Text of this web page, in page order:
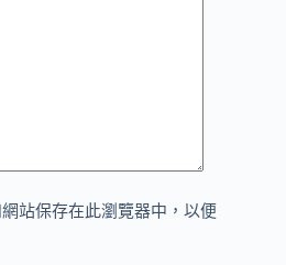
站保存在此瀏覽器中，以便